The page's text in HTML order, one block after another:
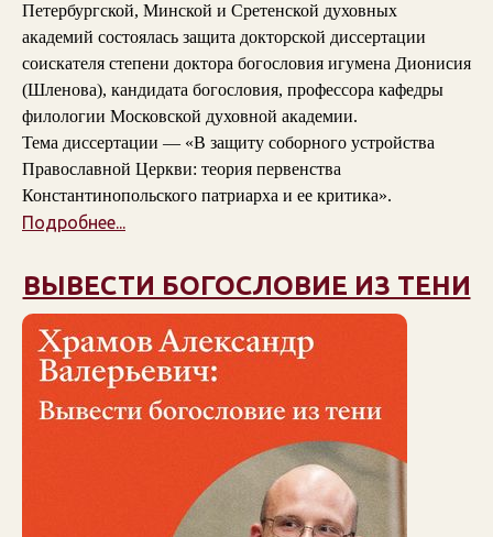
Петербургской, Минской и Сретенской духовных
академий состоялась защита докторской диссертации
соискателя степени доктора богословия игумена Дионисия
(Шленова), кандидата богословия, профессора кафедры
филологии Московской духовной академии.
Тема диссертации — «В защиту соборного устройства
Православной Церкви: теория первенства
Константинопольского патриарха и ее критика».
Подробнее...
ВЫВЕСТИ БОГОСЛОВИЕ ИЗ ТЕНИ